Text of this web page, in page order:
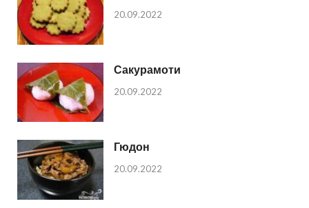
20.09.2022
Сакурамоти
20.09.2022
Гюдон
20.09.2022